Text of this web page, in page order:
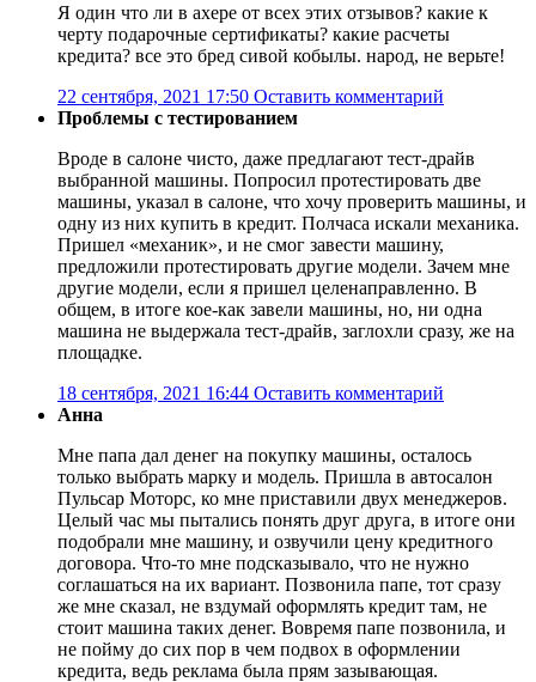
Я один что ли в ахере от всех этих отзывов? какие к
черту подарочные сертификаты? какие расчеты
кредита? все это бред сивой кобылы. народ, не верьте!
22 сентября, 2021 17:50 Оставить комментарий
Проблемы с тестированием
Вроде в салоне чисто, даже предлагают тест-драйв
выбранной машины. Попросил протестировать две
машины, указал в салоне, что хочу проверить машины, и
одну из них купить в кредит. Полчаса искали механика.
Пришел «механик», и не смог завести машину,
предложили протестировать другие модели. Зачем мне
другие модели, если я пришел целенаправленно. В
общем, в итоге кое-как завели машины, но, ни одна
машина не выдержала тест-драйв, заглохли сразу, же на
площадке.
18 сентября, 2021 16:44 Оставить комментарий
Анна
Мне папа дал денег на покупку машины, осталось
только выбрать марку и модель. Пришла в автосалон
Пульсар Моторс, ко мне приставили двух менеджеров.
Целый час мы пытались понять друг друга, в итоге они
подобрали мне машину, и озвучили цену кредитного
договора. Что-то мне подсказывало, что не нужно
соглашаться на их вариант. Позвонила папе, тот сразу
же мне сказал, не вздумай оформлять кредит там, не
стоит машина таких денег. Вовремя папе позвонила, и
не пойму до сих пор в чем подвох в оформлении
кредита, ведь реклама была прям зазывающая.